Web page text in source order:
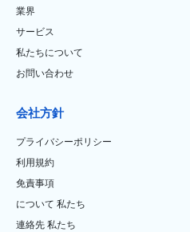
業界
サービス
私たちについて
お問い合わせ
会社方針
プライバシーポリシー
利用規約
免責事項
について 私たち
連絡先 私たち